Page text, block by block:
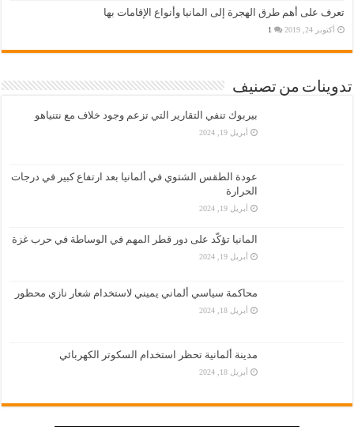
تعرف على أهم طرق الهجرة إلى المانيا وأنواع الإقامات بها
أكتوبر 24, 2019 1
تدوينات من تصنيف
بيربوك تنفي التقارير التي تزعم وجود خلاف مع نتنياهو
أبريل 19, 2024
عودة الطقس الشتوي في ألمانيا بعد ارتفاع كبير في درجات
الحرارة
أبريل 19, 2024
المانيا تؤكّد على دور قطر المهم في الوساطة في حرب غزة
أبريل 19, 2024
محاكمة سياسي ألماني يميني لاستخدام شعار نازي محظور
أبريل 18, 2024
مدينة ألمانية تحظر استخدام السكوتر الكهربائي
أبريل 18, 2024